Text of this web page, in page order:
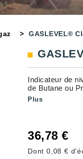
GASLEVEL®
Indicateur de
de Butane ou
Plus
36,78 €
Dont 0,08 €